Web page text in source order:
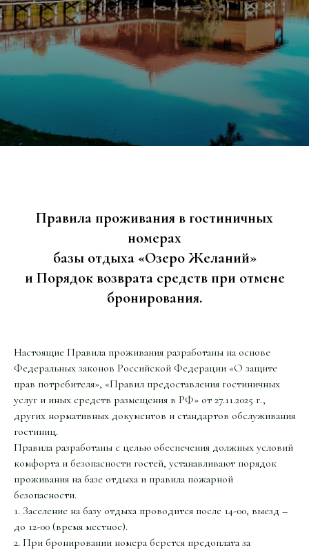
Правила проживания в гостиничных
номерах
базы отдыха «Озеро Желаний»
и Порядок возврата средств при отмене
бронирования.
Настоящие Правила проживания разработаны на основе
Федеральных законов Российской Федерации «О защите
прав потребителя», «Правил предоставления гостиничных
услуг и иных средств размещения в РФ» от 27.11.2025 г.,
других нормативных документов и стандартов обслуживания
гостиниц.
Правила разработаны с целью обеспечения должных условий
комфорта и безопасности гостей, устанавливают порядок
проживания на базе отдыха и правила пожарной
безопасности.
1. Заселение на базу отдыха проводится после 14-00, выезд –
до 12-00 (время местное).
2. При бронировании номера берется предоплата за